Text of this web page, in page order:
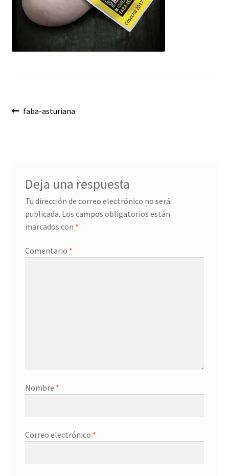
Finalizar compra
Mi cuenta
Pescados y Mariscos
Política de Privacidad Y Cookies
Navegación
Anterior:
faba-asturiana
Deja una respuesta
Tu dirección de correo electrónico no será
publicada. Los campos obligatorios están
marcados con *
Comentario *
Nombre *
Correo electrónico *